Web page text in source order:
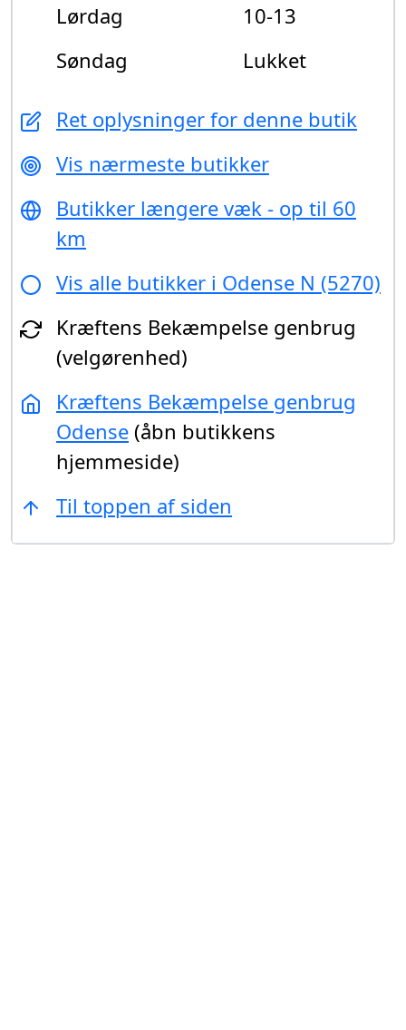
Lørdag
10-13
Søndag
Lukket
Ret oplysninger for denne butik
Vis nærmeste butikker
Butikker længere væk - op til 60
km
Vis alle butikker i Odense N (5270)
Kræftens Bekæmpelse genbrug
(velgørenhed)
Kræftens Bekæmpelse genbrug
Odense (åbn butikkens
hjemmeside)
Til toppen af siden